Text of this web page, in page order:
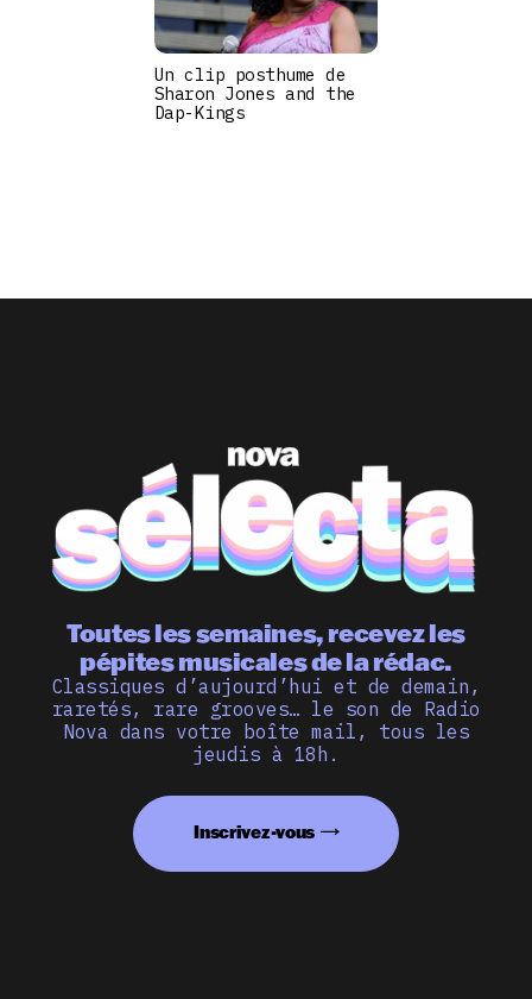
Un clip posthume de
Sharon Jones and the
Dap-Kings
Toutes les semaines, recevez les
pépites musicales de la rédac.
Classiques d’aujourd’hui et de demain,
raretés, rare grooves… le son de Radio
Nova dans votre boîte mail, tous les
jeudis à 18h.
Inscrivez-vous